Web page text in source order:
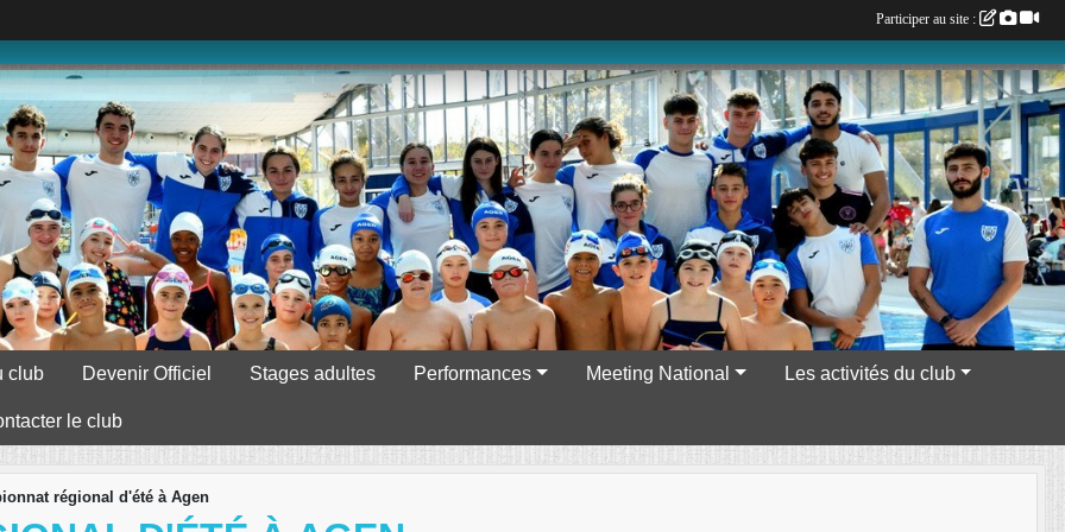
club Devenir Officiel Stages adultes Performances Meeting National Les activités du club
le club
régional d'été à Agen
Participer au site :